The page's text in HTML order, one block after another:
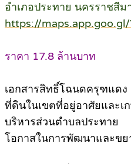
อำเภอประทาย นครราชสีม
https://
ราคา 17.8 ล้านบาท
เอกสารสิทธิ์โฉนดครุฑแดง
ที่ดินในเขตที่อยู่อาศัยและเ
บริหารส่วนตำบลประทาย
โอกาสในการพัฒนาและขย